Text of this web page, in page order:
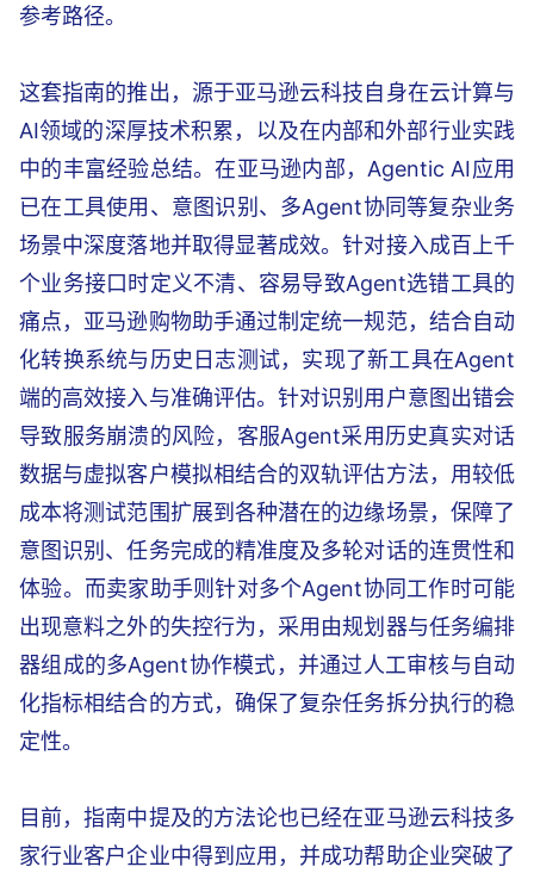
参考路径。
这套指南的推出，源于亚马逊云科技自身在云计算与
AI领域的深厚技术积累，以及在内部和外部行业实践
中的丰富经验总结。在亚马逊内部，Agentic AI应用
已在工具使用、意图识别、多Agent协同等复杂业务
场景中深度落地并取得显著成效。针对接入成百上千
个业务接口时定义不清、容易导致Agent选错工具的
痛点，亚马逊购物助手通过制定统一规范，结合自动
化转换系统与历史日志测试，实现了新工具在Agent
端的高效接入与准确评估。针对识别用户意图出错会
导致服务崩溃的风险，客服Agent采用历史真实对话
数据与虚拟客户模拟相结合的双轨评估方法，用较低
成本将测试范围扩展到各种潜在的边缘场景，保障了
意图识别、任务完成的精准度及多轮对话的连贯性和
体验。而卖家助手则针对多个Agent协同工作时可能
出现意料之外的失控行为，采用由规划器与任务编排
器组成的多Agent协作模式，并通过人工审核与自动
化指标相结合的方式，确保了复杂任务拆分执行的稳
定性。
目前，指南中提及的方法论也已经在亚马逊云科技多
家行业客户企业中得到应用，并成功帮助企业突破了